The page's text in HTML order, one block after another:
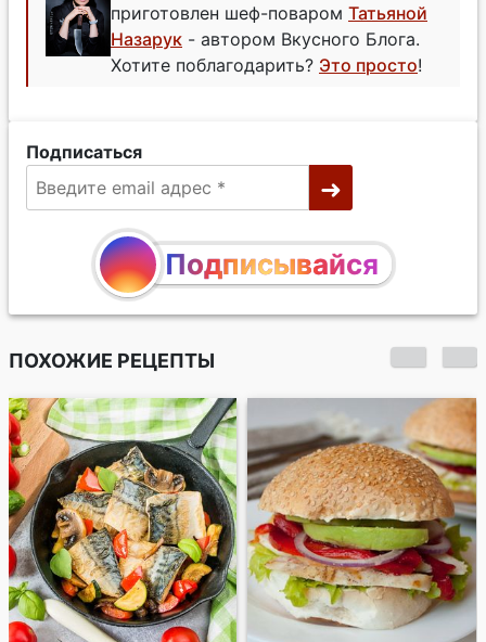
приготовлен шеф-поваром Татьяной
Назарук - автором Вкусного Блога.
Хотите поблагодарить? Это просто!
Подписаться
Подписывайся
ПОХОЖИЕ РЕЦЕПТЫ
Неправильный хот-
дог с ростбифом